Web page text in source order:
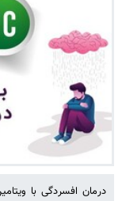
درمان افسردگی با